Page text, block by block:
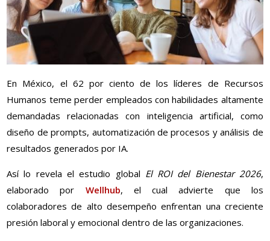
En México, el 62 por ciento de los líderes de Recursos
Humanos teme perder empleados con habilidades altamente
demandadas relacionadas con inteligencia artificial, como
diseño de prompts, automatización de procesos y análisis de
resultados generados por IA.
Así lo revela el estudio global El ROI del Bienestar 2026,
elaborado por Wellhub, el cual advierte que los
colaboradores de alto desempeño enfrentan una creciente
presión laboral y emocional dentro de las organizaciones.